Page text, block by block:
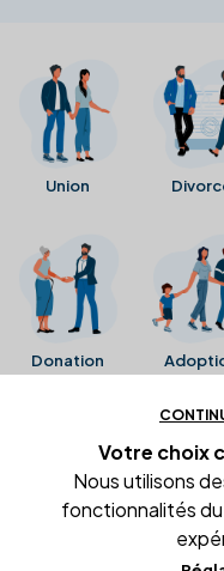
Union
Donation
Ces avis
Business de l'office
été
Votre choix
Nous utilisons
fonctionnalités